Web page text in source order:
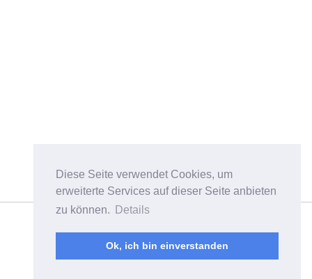
Diese Seite verwendet Cookies, um
erweiterte Services auf dieser Seite anbieten
zu können.
Details
Ok, ich bin einverstanden
Waidhofen/Ybbstal
Plenkerstraße 8a